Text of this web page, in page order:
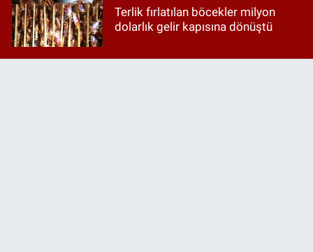
Terlik fırlatılan böcekler milyon
dolarlık gelir kapısına dönüştü